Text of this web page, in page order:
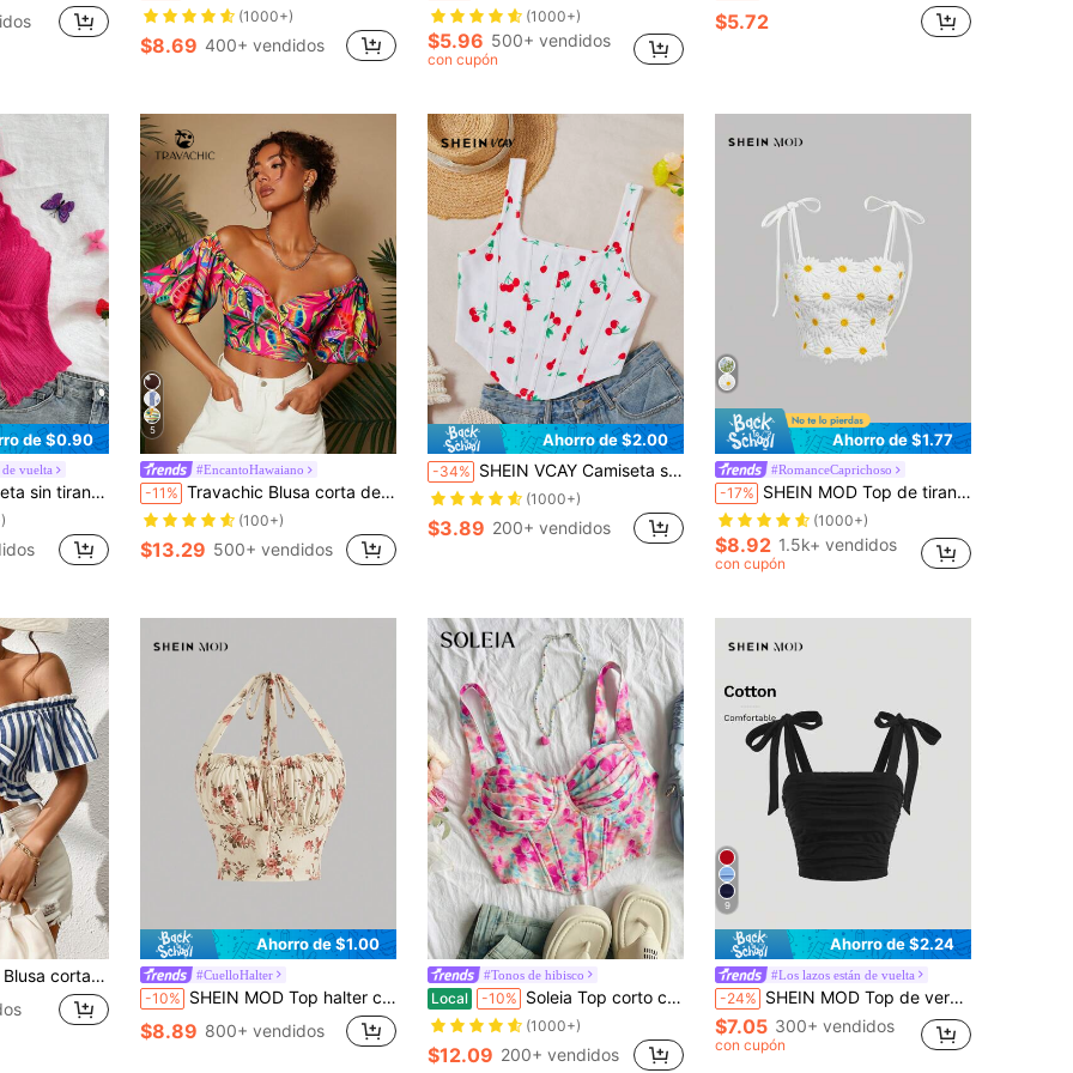
(1000+)
$8.69 400+ vendidos
(1000+)
$5.96 500+ vendidos
con cupón
$5.72
de $0.90
vuelta
nudo, bajo con abertura y espalda abierta
5
#EncantoHawaiano
-11% Travachic Blusa corta de mangas globo y hombros descubiertos para mujer, estilo de vacaciones
(100+)
$13.29 500+ vendidos
Ahorro de $2.00
-34% SHEIN VCAY Camiseta sin mangas de punto con estampado de cerezas en estilo vacacional para mujeres
(1000+)
$3.89 200+ vendidos
Ahorro de $1.77
#RomanceCaprichoso
-17% SHEIN MOD Top de tirantes con encaje Guipure floral de margaritas para mujeres, ideal para el verano
(1000+)
$8.92 1.5k+ vendidos
con cupón
nudo delantero y volantes a rayas
Ahorro de $1.00
#CuelloHalter
-10% SHEIN MOD Top halter con estampado floral pecho con fruncido
$8.89 800+ vendidos
#Tonos de hibisco
Local -10% Soleia Top corto con estampado de pintura floral romántica, top de verano ajustado con bajo asimétrico, adecuado para tomar el té por la tarde, reuniones al aire libre, se puede usar como ropa interior o exterior, de vuelta al colegio
(1000+)
$12.09 200+ vendidos
9
Ahorro de $2.24
#Los lazos están de vuelta
-24% SHEIN MOD Top de verano negro con lazo, tiras anudadas en los hombros, fruncido y tirantes anchos
$7.05 300+ vendidos
con cupón